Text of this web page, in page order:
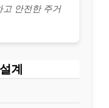
안전한 주거
계